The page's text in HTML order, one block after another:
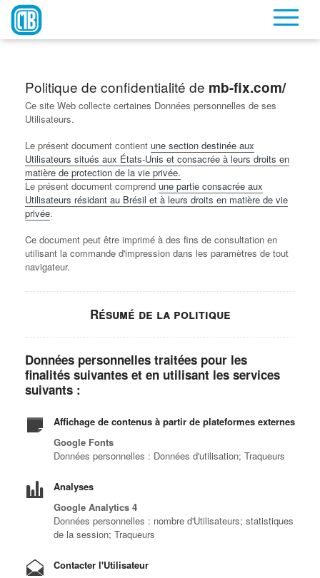
Politique de confidentialité de mb-fix.com/
Ce site Web collecte certaines Données personnelles de ses
Utilisateurs.
Le présent document contient une section destinée aux
Utilisateurs situés aux États-Unis et consacrée à leurs droits en
matière de protection de la vie privée.
Le présent document comprend une partie consacrée aux
Utilisateurs résidant au Brésil et à leurs droits en matière de vie
privée.
Ce document peut être imprimé à des fins de consultation en
utilisant la commande d'impression dans les paramètres de tout
navigateur.
Résumé de la politique
Données personnelles traitées pour les
finalités suivantes et en utilisant les services
suivants :
Affichage de contenus à partir de plateformes externes
Google Fonts
Données personnelles : Données d'utilisation; Traqueurs
Analyses
Google Analytics 4
Données personnelles : nombre d'Utilisateurs; statistiques
de la session; Traqueurs
Contacter l'Utilisateur